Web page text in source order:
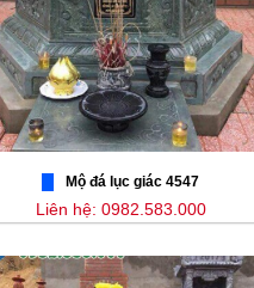
Mộ đá lục giác 4547
Liên hệ: 0982.583.000